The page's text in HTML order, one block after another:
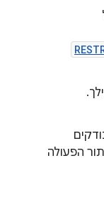
הפעולה